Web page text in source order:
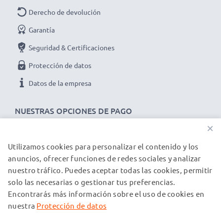
NUESTRAS OPCIONES DE PAGO
Derecho de devolución
Garantía
Seguridad & Certificaciones
Protección de datos
Datos de la empresa
NUESTROS PARTNERS DE ENVÍO
© subtel.es 2026
Todos los precios incluyen IVA y excluyen los costos de envío.
Tenga en cuenta que todas las marcas registradas que
×
Utilizamos cookies para personalizar el contenido y los
anuncios, ofrecer funciones de redes sociales y analizar
nuestro tráfico. Puedes aceptar todas las cookies, permitir
solo las necesarias o gestionar tus preferencias.
Encontrarás más información sobre el uso de cookies en
nuestra Protección de datos